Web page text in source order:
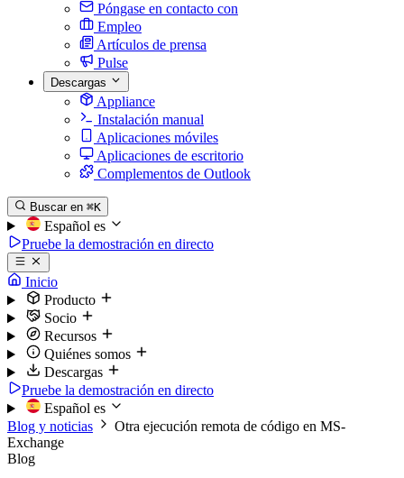
Póngase en contacto con
Empleo
Artículos de prensa
Pulse
Descargas
Appliance
Instalación manual
Aplicaciones móviles
Aplicaciones de escritorio
Complementos de Outlook
Buscar en ⌘K
Español es
Pruebe la demostración en directo
Inicio
Producto
Socio
Recursos
Quiénes somos
Descargas
Pruebe la demostración en directo
Español es
Blog y noticias
Otra ejecución remota de código en MS-
Exchange
Blog